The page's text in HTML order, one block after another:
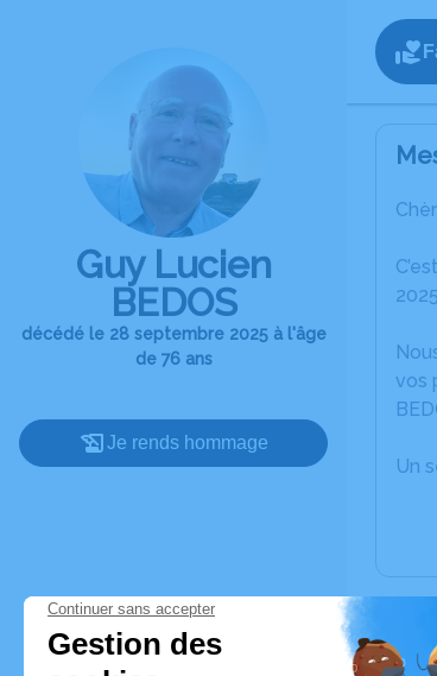
Guy Lucien
BEDOS
décédé le 28 septembre 2025 à l'âge
de 76 ans
Je rends hommage
vos
Un